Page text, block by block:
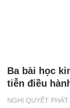
NGHỊ QUYẾT
Ba bài học
tiễn điều